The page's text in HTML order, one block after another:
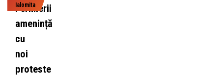
Ialomita
Fermierii
amenință
cu
noi
proteste